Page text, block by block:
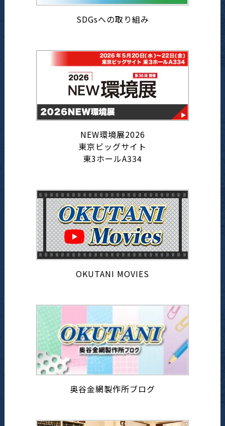
SDGsへの取り組み
NEW環境展2026
東京ビッグサイト
東3ホールA334
OKUTANI MOVIES
奥谷金網製作所ブログ